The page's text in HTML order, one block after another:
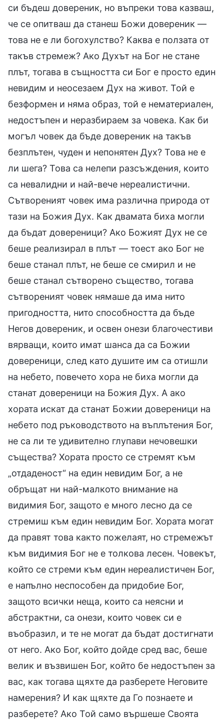
си бъдеш довереник, но въпреки това казваш,
че се опитваш да станеш Божи довереник —
това не е ли богохулство? Каква е ползата от
такъв стремеж? Ако Духът на Бог не стане
плът, тогава в същността си Бог е просто един
невидим и неосезаем Дух на живот. Той е
безформен и няма образ, той е нематериален,
недостъпен и неразбираем за човека. Как би
могъл човек да бъде довереник на такъв
безплътен, чуден и непонятен Дух? Това не е
ли шега? Това са нелепи разсъждения, които
са невалидни и най-вече нереалистични.
Сътвореният човек има различна природа от
тази на Божия Дух. Как двамата биха могли
да бъдат довереници? Ако Божият Дух не се
беше реализирал в плът — тоест ако Бог не
беше станал плът, не беше се смирил и не
беше станал сътворено същество, тогава
сътвореният човек нямаше да има нито
пригодността, нито способността да бъде
Негов довереник, и освен онези благочестиви
вярващи, които имат шанса да са Божии
довереници, след като душите им са отишли
на небето, повечето хора не биха могли да
станат довереници на Божия Дух. А ако
хората искат да станат Божии довереници на
небето под ръководството на въплътения Бог,
не са ли те удивително глупави нечовешки
същества? Хората просто се стремят към
„отдаденост“ на един невидим Бог, а не
обръщат ни най-малкото внимание на
видимия Бог, защото е много лесно да се
стремиш към един невидим Бог. Хората могат
да правят това както пожелаят, но стремежът
към видимия Бог не е толкова лесен. Човекът,
който се стреми към един нереалистичен Бог,
е напълно неспособен да придобие Бог,
защото всички неща, които са неясни и
абстрактни, са онези, които човек си е
въобразил, и те не могат да бъдат достигнати
от него. Ако Бог, който дойде сред вас, беше
велик и възвишен Бог, който бе недостъпен за
вас, как тогава щяхте да разберете Неговите
намерения? И как щяхте да Го познаете и
разберете? Ако Той само вършеше Своята